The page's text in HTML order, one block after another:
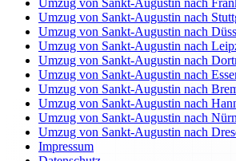
Umzug von Sankt-Augustin nach
Umzug von Sankt-Augustin nach
Umzug von Sankt-Augustin nach
Umzug von Sankt-Augustin nach
Umzug von Sankt-Augustin nach
Umzug von Sankt-Augustin nach
Umzug von Sankt-Augustin nach
Umzug von Sankt-Augustin nach
Umzug von Sankt-Augustin nach
Umzug von Sankt-Augustin nach
Impressum